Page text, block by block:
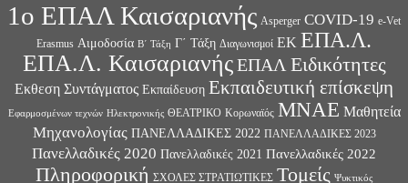
1ο ΕΠΑΛ Καισαριανής Asperger COVID-19 e-Vet
Erasmus Αιμοδοσία Β΄ Τάξη Γ΄ Τάξη Διαγωνισμοί ΕΚ ΕΠΑ.Λ.
ΕΠΑ.Λ. Καισαριανής ΕΠΑΛ Ειδικότητες
Εκθεση Συντάγματος Εκπαίδευση Εκπαιδευτική επίσκεψη
Εφαρμοσμένων τεχνών Ηλεκτρονικής ΘΕΑΤΡΙΚΟ Κορωναϊός ΜΝΑΕ Μαθητεία
Μηχανολογίας ΠΑΝΕΛΛΑΔΙΚΕΣ 2022 ΠΑΝΕΛΛΑΔΙΚΕΣ 2023
Πανελλαδικές 2020 Πανελλαδικές 2021 Πανελλαδικές 2022
Πληροφορική ΣΧΟΛΕΣ ΣΤΡΑΤΙΩΤΙΚΕΣ Τομείς Ψυκτικός